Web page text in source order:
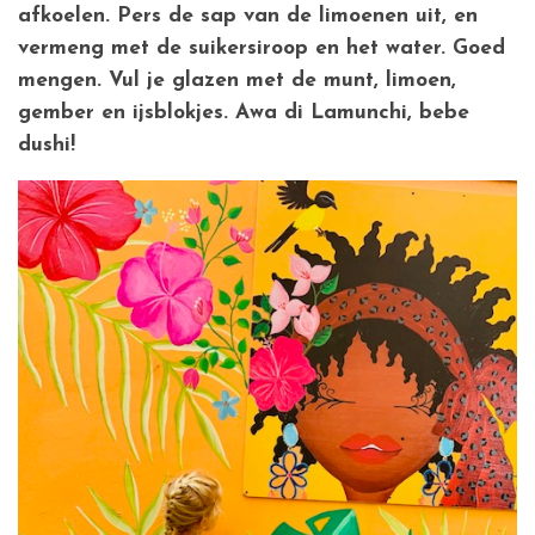
afkoelen. Pers de sap van de limoenen uit, en
vermeng met de suikersiroop en het water. Goed
mengen. Vul je glazen met de munt, limoen,
gember en ijsblokjes. Awa di Lamunchi, bebe
dushi!